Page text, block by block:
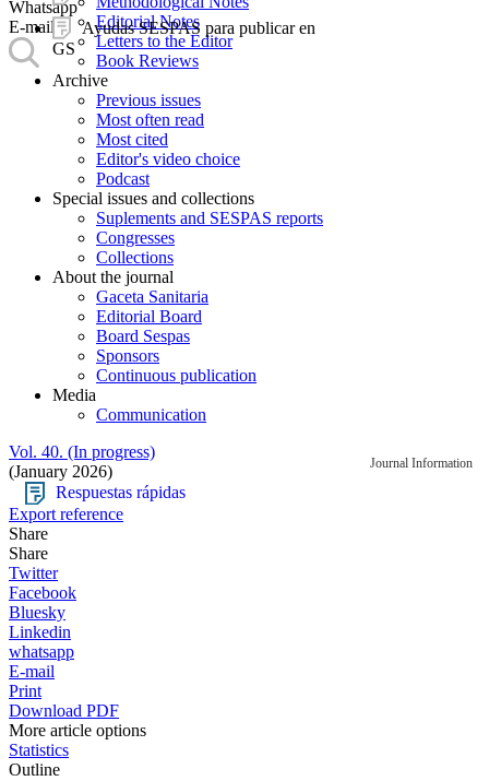
Ayudas SESPAS para publicar en
GS
Whatsapp
E-mail
Editorial Notes
Letters to the Editor
Book Reviews
Archive
Previous issues
Most often read
Most cited
Editor's video choice
Podcast
Special issues and collections
Suplements and SESPAS reports
Congresses
Collections
About the journal
Gaceta Sanitaria
Editorial Board
Board Sespas
Sponsors
Continuous publication
Media
Communication
Journal Information
Vol. 40. (In progress)
(January 2026)
Respuestas rápidas
Export reference
Share
Share
Twitter
Facebook
Bluesky
Linkedin
whatsapp
E-mail
Print
Download PDF
More article options
Statistics
Outline